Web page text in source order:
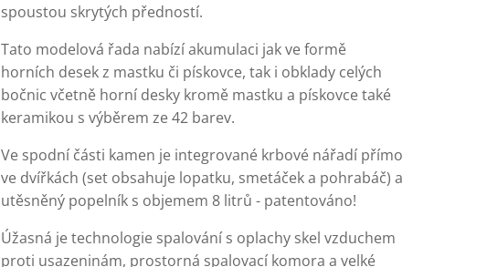
spoustou skrytých předností.
Tato modelová řada nabízí akumulaci jak ve formě
horních desek z mastku či pískovce, tak i obklady celých
bočnic včetně horní desky kromě mastku a pískovce také
keramikou s výběrem ze 42 barev.
Ve spodní části kamen je integrované krbové nářadí přímo
ve dvířkách (set obsahuje lopatku, smetáček a pohrabáč) a
utěsněný popelník s objemem 8 litrů - patentováno!
Úžasná je technologie spalování s oplachy skel vzduchem
proti usazeninám, prostorná spalovací komora a velké